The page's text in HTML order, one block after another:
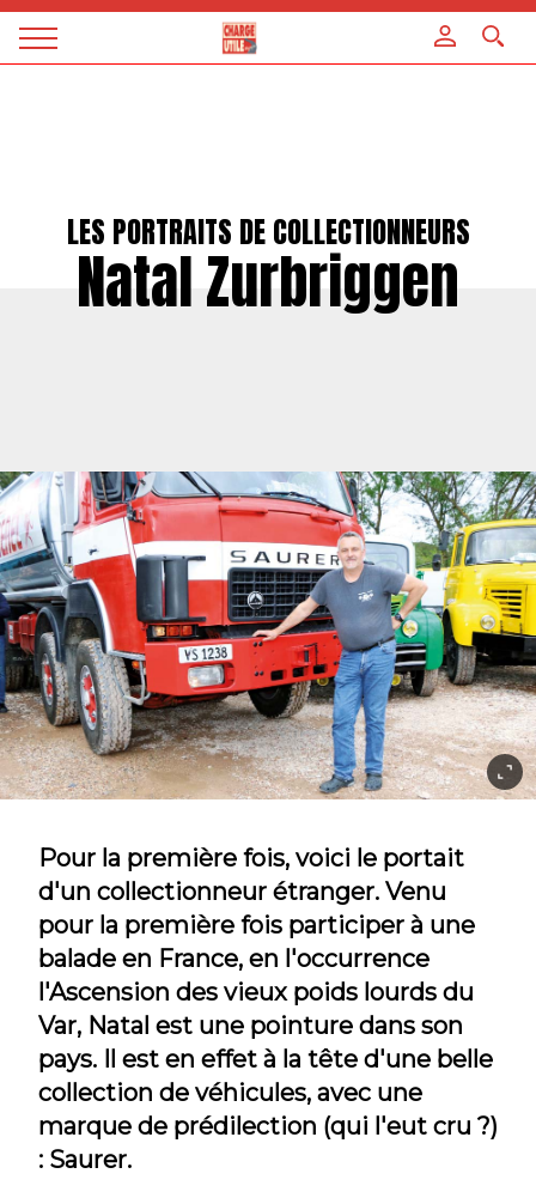
Magazine
LES PORTRAITS DE COLLECTIONNEURS
Natal Zurbriggen
Pour la première fois, voici le portait
d'un collectionneur étranger. Venu
pour la première fois participer à une
balade en France, en l'occurrence
l'Ascension des vieux poids lourds du
Var, Natal est une pointure dans son
pays. Il est en effet à la tête d'une belle
collection de véhicules, avec une
marque de prédilection (qui l'eut cru ?)
: Saurer.
Panneau de gestion des cookies